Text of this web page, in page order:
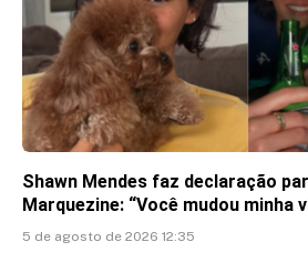
Shawn Mendes faz declaração
Marquezine: “Você mudou minha
5 de agosto de 2026 12:35